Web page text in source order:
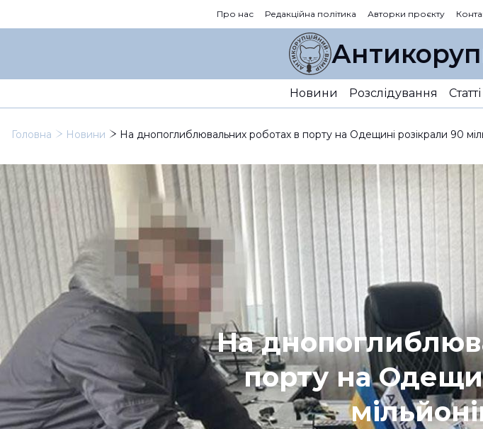
Про нас Редакційна політика Авторки проєкту
Новини Розслідування Статті
Головна Новини На днопоглиблювальних роботах в порту на Одещині розікрали 90
На
порту на